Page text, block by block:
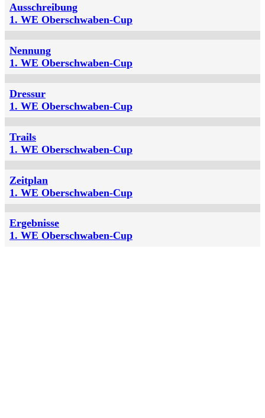
Ausschreibung
1. WE Oberschwaben-Cup
Nennung
1. WE Oberschwaben-Cup
Dressur
1. WE Oberschwaben-Cup
Trails
1. WE Oberschwaben-Cup
Zeitplan
1. WE Oberschwaben-Cup
Ergebnisse
1. WE Oberschwaben-Cup